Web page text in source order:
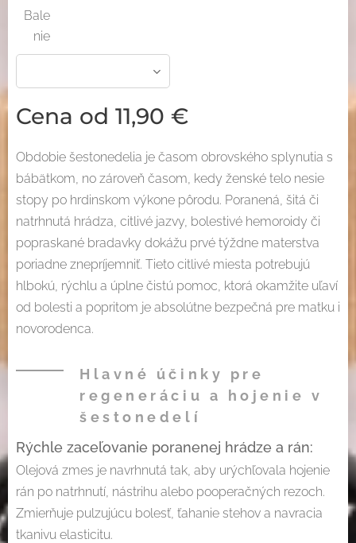
Bale
nie
Cena od 11,90 €
Obdobie šestonedelia je časom obrovského splynutia s
bábätkom, no zároveň časom, kedy ženské telo nesie
stopy po hrdinskom výkone pôrodu. Poranená, šitá či
natrhnutá hrádza, citlivé jazvy, bolestivé hemoroidy či
popraskané bradavky dokážu prvé týždne materstva
poriadne znepríjemniť. Tieto citlivé miesta potrebujú
hlbokú, rýchlu a úplne čistú pomoc, ktorá okamžite uľaví
od bolesti a popritom je absolútne bezpečná pre matku i
novorodenca.
Hlavné účinky pre
regeneráciu a hojenie v
šestonedelí
Rýchle zaceľovanie poranenej hrádze a rán:
Olejová zmes je navrhnutá tak, aby urýchľovala hojenie
rán po natrhnutí, nástrihu alebo pooperačných rezoch.
Zmierňuje pulzujúcu bolesť, ťahanie stehov a navracia
tkanivu elasticitu.